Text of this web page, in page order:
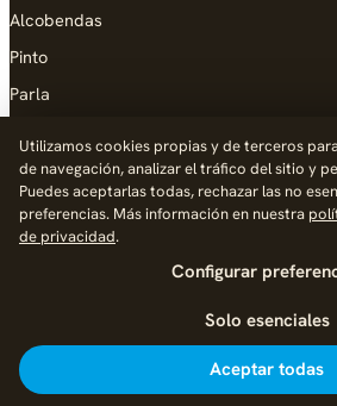
Alcobendas
Pinto
Parla
AYUDA
Añadir empresa
Aviso Legal
Política de Cookies
Utilizamos cookies propias y de terceros
de navegación, analizar el tráfico del sitio y
Puedes aceptarlas todas, rechazar las no
preferencias. Más información en nuestra
de privacidad.
Configurar
Solo esenciales
Aceptar todas